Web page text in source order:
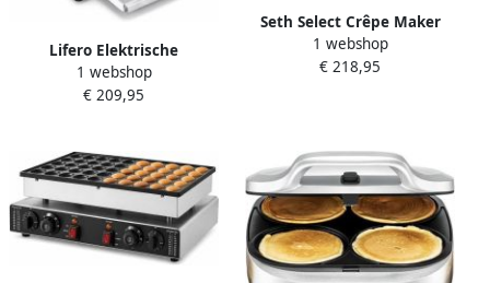
Lifero Elektrische
Pannenkoekenmaker Crêpe
Maker Pannenkoekenplaat
1 webshop
€ 209,95
Seth Select Crêpe Maker
3000W – Professionele
Pannenkoekenplaat – Anti-
1 webshop
€ 218,95